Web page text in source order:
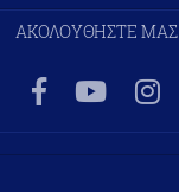
ΑΚΟΛΟΥΘΗΣΤΕ ΜΑΣ